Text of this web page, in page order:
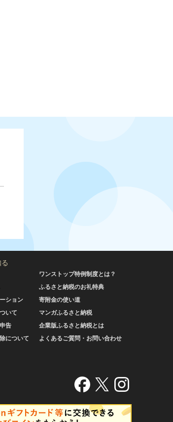
ション
いて
告
について
ワンストップ特例制度とは？
ふるさと納税のお礼特典
寄附金の使い道
マンガふるさと納税
企業版ふるさと納税とは
よくあるご質問・お問い合わせ